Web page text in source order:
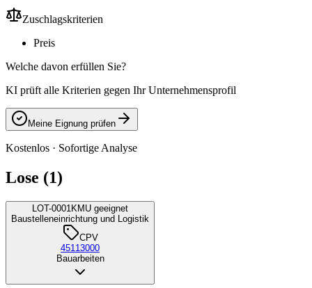
Zuschlagskriterien
Preis
Welche davon erfüllen Sie?
KI prüft alle Kriterien gegen Ihr Unternehmensprofil
Meine Eignung prüfen
Kostenlos · Sofortige Analyse
Lose (1)
LOT-0001KMU geeignet
Baustelleneinrichtung und Logistik
CPV
45113000
Bauarbeiten